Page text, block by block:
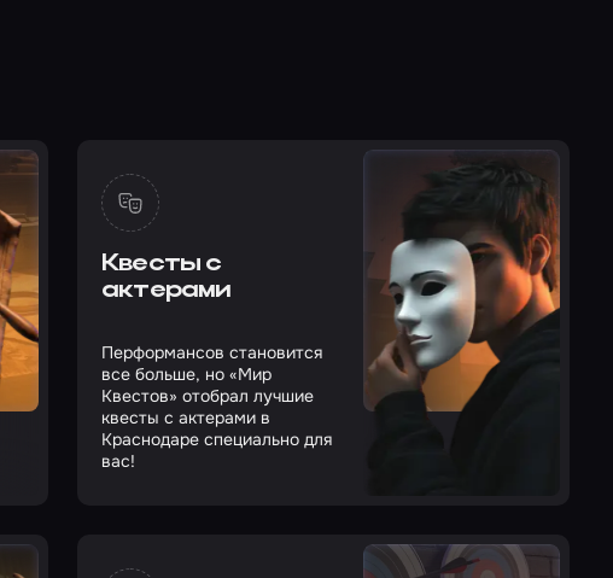
Квесты с
актерами
Перформансов становится
все больше, но «Мир
Квестов» отобрал лучшие
квесты с актерами в
Краснодаре специально для
вас!